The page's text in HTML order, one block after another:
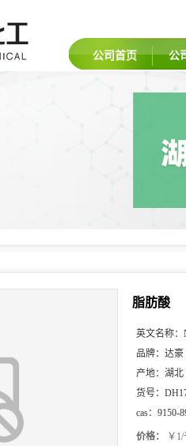
公司首页 公
脂肪酸
英文名称：
品牌： 达豪
产地： 湖北
货号：
cas： 9150-
价格： ￥